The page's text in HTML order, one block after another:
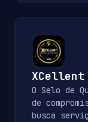
XCellent
O Selo de
de
busca